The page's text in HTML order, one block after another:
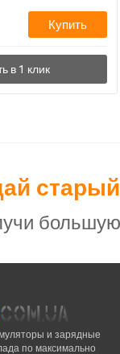
Купить
и зарядные
по максимально